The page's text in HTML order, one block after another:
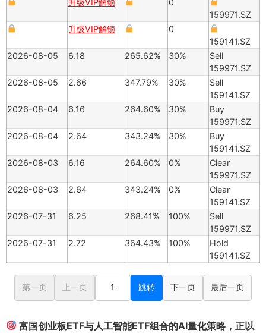
159971.SZ
升级VIP解锁
0
159141.SZ
2026-08-05
6.18 265.62% 30%
Sell
159971.SZ
2026-08-05
2.66 347.79% 30%
Sell
159141.SZ
2026-08-04
6.16 264.60% 30%
Buy
159971.SZ
2026-08-04
2.64 343.24% 30%
Buy
159141.SZ
2026-08-03
6.16 264.60% 0%
Clear
159971.SZ
2026-08-03
2.64 343.24% 0%
Clear
159141.SZ
2026-07-31
6.25 268.41% 100%
Sell
159971.SZ
2026-07-31
2.72 364.43% 100%
Hold
159141.SZ
第一页 上一页 跳转 下一页 最后一页
富国创业板ETF与人工智能ETF组合的AI量化策略，正以